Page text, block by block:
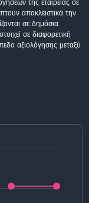
της εταιρείας σε
αποκλειστικά την
σε δημόσια
σε διαφορετική
αξιολόγησης μεταξύ